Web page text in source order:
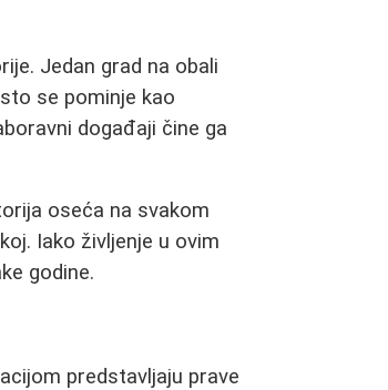
Jedan grad na obali
se pominje kao
događaji čine ga
oseća na svakom
Iako življenje u ovim
godine.
predstavljaju prave